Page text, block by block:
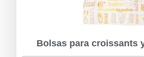
Bolsas para croissants